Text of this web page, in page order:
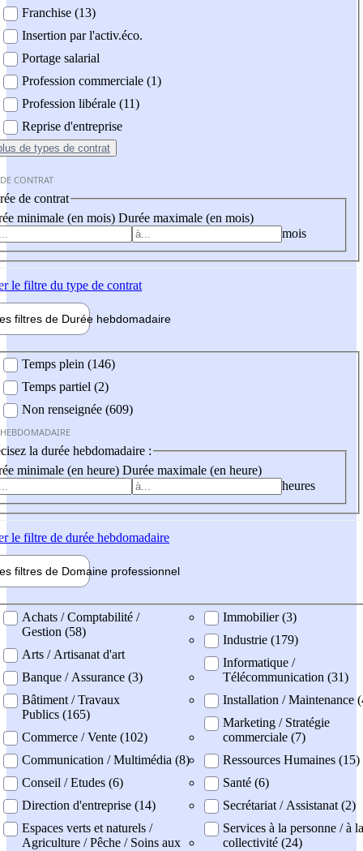
Franchise (13)
Insertion par l'activ.éco.
Portage salarial
Profession commerciale (1)
Profession libérale (11)
Reprise d'entreprise
de types de contrat
CONTRAT
de contrat
minimale (en mois) Durée maximale (en mois)
mois
le filtre du type de contrat
filtres de Durée hebdomadaire
Temps plein (146)
Temps partiel (2)
Non renseignée (609)
la durée hebdomadaire :
minimale (en heure) Durée maximale (en heure)
heures
le filtre de durée hebdomadaire
filtres de Domaine professionnel
professionel
Achats / Comptabilité /
Gestion (58)
Arts / Artisanat d'art
Banque / Assurance (3)
Bâtiment / Travaux
Publics (165)
Commerce / Vente (102)
Communication / Multimédia (8)
Conseil / Etudes (6)
Direction d'entreprise (14)
Espaces verts et naturels /
Agriculture / Pêche / Soins aux
Immobilier (3)
Industrie (179)
Informatique /
Télécommunication (31)
Installation / Maintenance
Marketing / Stratégie
commerciale (7)
Ressources Humaines (15)
Santé (6)
Secrétariat / Assistanat (2)
Services à la personne / à la
collectivité (24)